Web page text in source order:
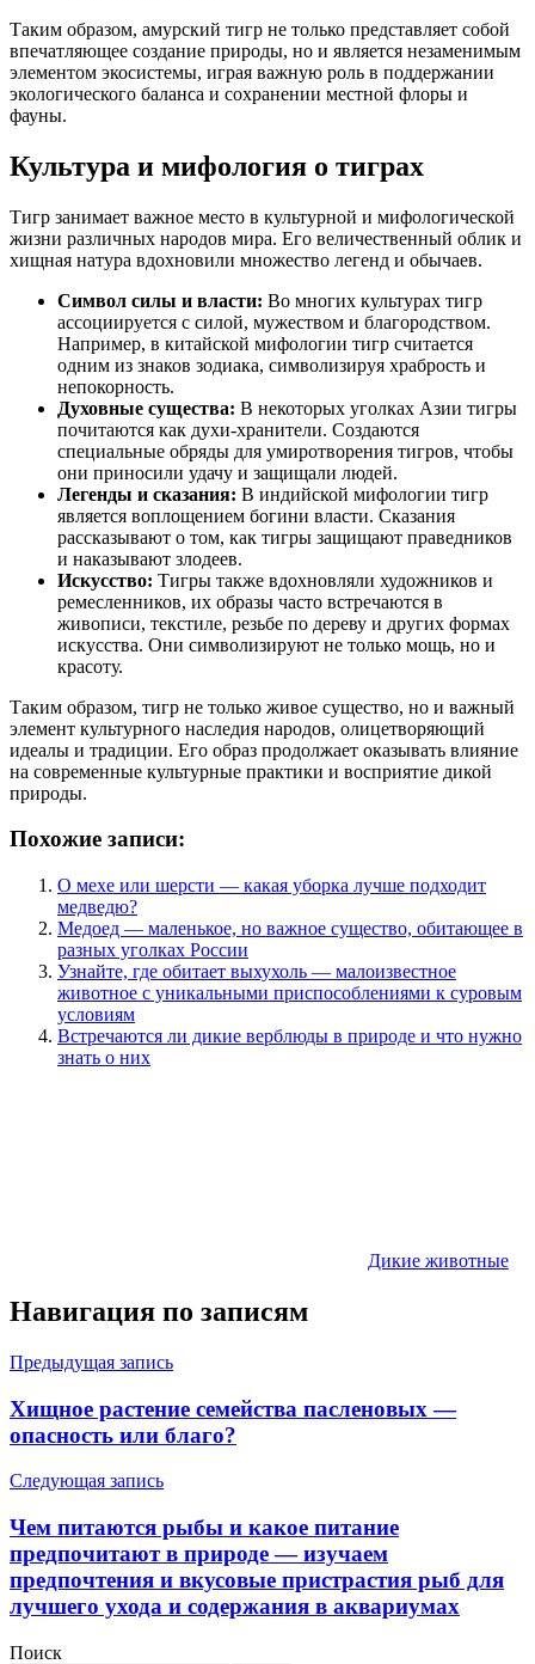
Таким образом, амурский тигр не только представляет собой
впечатляющее создание природы, но и является незаменимым
элементом экосистемы, играя важную роль в поддержании
экологического баланса и сохранении местной флоры и
фауны.
Культура и мифология о тиграх
Тигр занимает важное место в культурной и мифологической
жизни различных народов мира. Его величественный облик и
хищная натура вдохновили множество легенд и обычаев.
Символ силы и власти: Во многих культурах тигр
ассоциируется с силой, мужеством и благородством.
Например, в китайской мифологии тигр считается
одним из знаков зодиака, символизируя храбрость и
непокорность.
Духовные существа: В некоторых уголках Азии тигры
почитаются как духи-хранители. Создаются
специальные обряды для умиротворения тигров, чтобы
они приносили удачу и защищали людей.
Легенды и сказания: В индийской мифологии тигр
является воплощением богини власти. Сказания
рассказывают о том, как тигры защищают праведников
и наказывают злодеев.
Искусство: Тигры также вдохновляли художников и
ремесленников, их образы часто встречаются в
живописи, текстиле, резьбе по дереву и других формах
искусства. Они символизируют не только мощь, но и
красоту.
Таким образом, тигр не только живое существо, но и важный
элемент культурного наследия народов, олицетворяющий
идеалы и традиции. Его образ продолжает оказывать влияние
на современные культурные практики и восприятие дикой
природы.
Похожие записи:
О мехе или шерсти — какая уборка лучше подходит
медведю?
Медоед — маленькое, но важное существо, обитающее в
разных уголках России
Узнайте, где обитает выхухоль — малоизвестное
животное с уникальными приспособлениями к суровым
условиям
Встречаются ли дикие верблюды в природе и что нужно
знать о них
Дикие животные
Навигация по записям
Предыдущая запись
Хищное растение семейства пасленовых —
опасность или благо?
Следующая запись
Чем питаются рыбы и какое питание
предпочитают в природе — изучаем
предпочтения и вкусовые пристрастия рыб для
лучшего ухода и содержания в аквариумах
Поиск